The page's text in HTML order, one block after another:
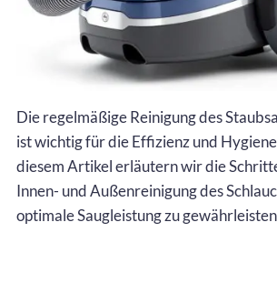
Die regelmäßige Reinigung des
ist wichtig für die Effizienz und
diesem Artikel erläutern wir die
Innen- und Außenreinigung des
optimale Saugleistung zu